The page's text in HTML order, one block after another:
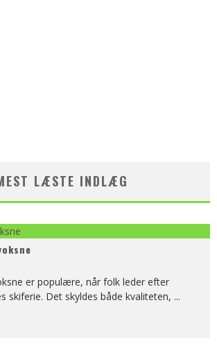
LÆSTE INDLÆG
er populære, når folk leder efter
skiferie. Det skyldes både kvaliteten, ...